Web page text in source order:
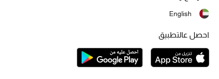
الهدايا
ما وصلنا حديثا
أبرز المصممين
English
احصل عالتطبيق